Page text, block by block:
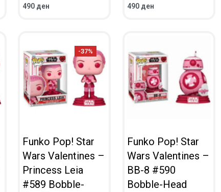
490 ден
ВО КОШНИЧКА
490 ден
ВО КОШНИЧКА
-37%
Funko Pop! Star
Wars Valentines –
Princess Leia
#589 Bobble-
Funko Pop! Star
Wars Valentines –
BB-8 #590
Bobble-Head